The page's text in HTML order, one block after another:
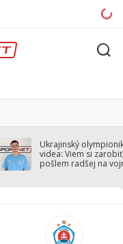
Ukrajinský
videa: Viem si
pošlem radšej na